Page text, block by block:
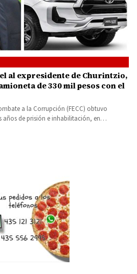
al expresidente de Churintzio,
de 330 mil pesos con el
a la Corrupción (FECC) obtuvo
años de prisión e inhabilitación, en…